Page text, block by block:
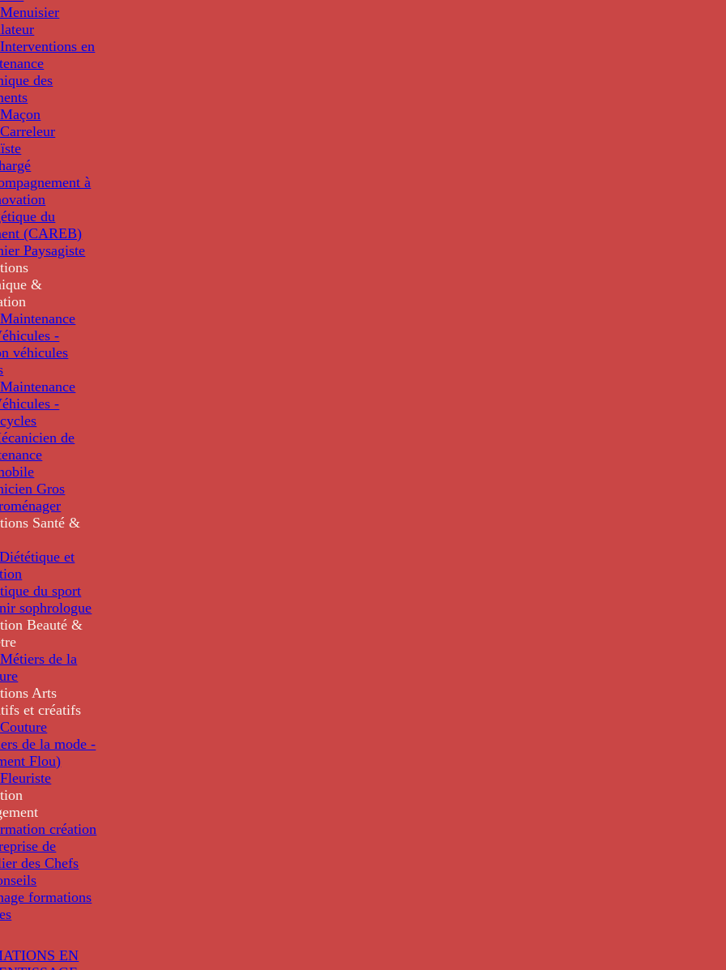
en
des
à
du
(CAREB)
Paysagiste
&
-
véhicules
-
de
Gros
Santé &
et
du sport
sophrologue
Beauté &
de la
Arts
et créatifs
de la mode -
Flou)
création
de
des Chefs
formations
EN